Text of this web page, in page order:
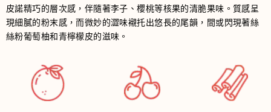
皮諾精巧的層次感，伴隨著李子、櫻桃等核果的清脆果味。質感呈
現細膩的粉末感，而微妙的澀味襯托出悠長的尾韻，間或閃現著絲
絲粉葡萄柚和青檸檬皮的滋味。